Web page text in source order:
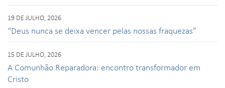
19 DE JULHO, 2026
“Deus nunca se deixa vencer pelas nossas fraquezas”
15 DE JULHO, 2026
A Comunhão Reparadora: encontro transformador em
Cristo